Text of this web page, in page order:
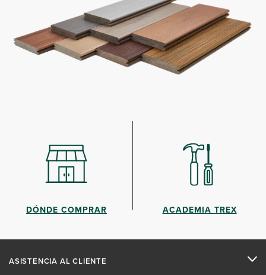
DÓNDE COMPRAR ACADEMIA TREX
ASISTENCIA AL CLIENTE